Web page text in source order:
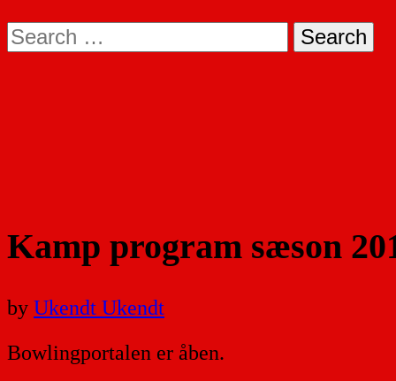
Search
for:
Kamp program sæson
by Ukendt Ukendt
Bowlingportalen er åben.